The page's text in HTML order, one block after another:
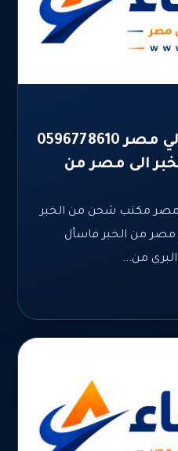
شركة شحن من الخبر الي مصر 0596778610
الى مصر من
مكتب شحن من الخبر
من الخبر فاسأل
من...